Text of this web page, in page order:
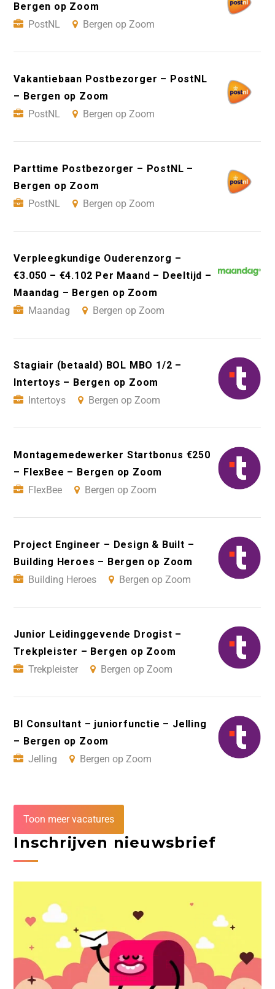
Bergen op Zoom
PostNL
Bergen op Zoom
Vakantiebaan Postbezorger – PostNL
– Bergen op Zoom
PostNL
Bergen op Zoom
Parttime Postbezorger – PostNL –
Bergen op Zoom
PostNL
Bergen op Zoom
Verpleegkundige Ouderenzorg –
€3.050 – €4.102 Per Maand – Deeltijd –
Maandag – Bergen op Zoom
Maandag
Bergen op Zoom
Stagiair (betaald) BOL MBO 1/2 –
Intertoys – Bergen op Zoom
Intertoys
Bergen op Zoom
Montagemedewerker Startbonus €250
– FlexBee – Bergen op Zoom
FlexBee
Bergen op Zoom
Project Engineer – Design & Built –
Building Heroes – Bergen op Zoom
Building Heroes
Bergen op Zoom
Junior Leidinggevende Drogist –
Trekpleister – Bergen op Zoom
Trekpleister
Bergen op Zoom
BI Consultant – juniorfunctie – Jelling
– Bergen op Zoom
Jelling
Bergen op Zoom
Toon meer vacatures
Inschrijven nieuwsbrief